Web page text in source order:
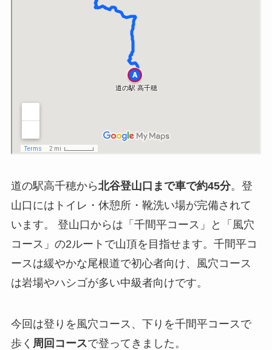
道の駅高千穂から北谷登山口まで車で約45分。登
山口にはトイレ・休憩所・靴洗い場が完備されて
います。 登山口からは「千間平コース」と「風穴
コース」の2ルートで山頂を目指せます。千間平コ
ースは緩やかな尾根道で初心者向け、風穴コース
は岩場やハシゴが多い中級者向けです。
今回は登りを風穴コース、下りを千間平コースで
歩く 周回コースで登ってきました。